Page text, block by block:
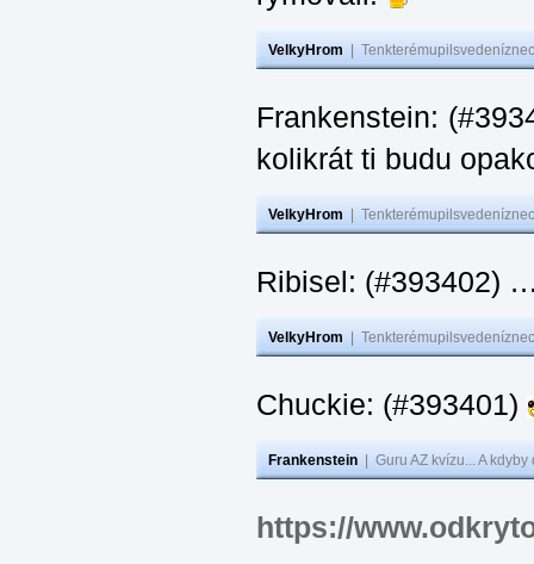
VelkyHrom
Frankenstein:
kolikrát ti budu
VelkyHrom
Ribisel: (#393402)
VelkyHrom
Chuckie: (#393401)
Frankenstein Guru AZ kvízu... A
https://